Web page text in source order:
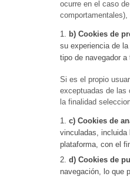
ocurre en el caso
comportamentales),
b) Cookies de
su experiencia de
tipo de navegador
Si es el propio
exceptuadas de las
la finalidad
c) Cookies de
vinculadas,
plataforma, con el
d) Cookies de
navegación, lo que